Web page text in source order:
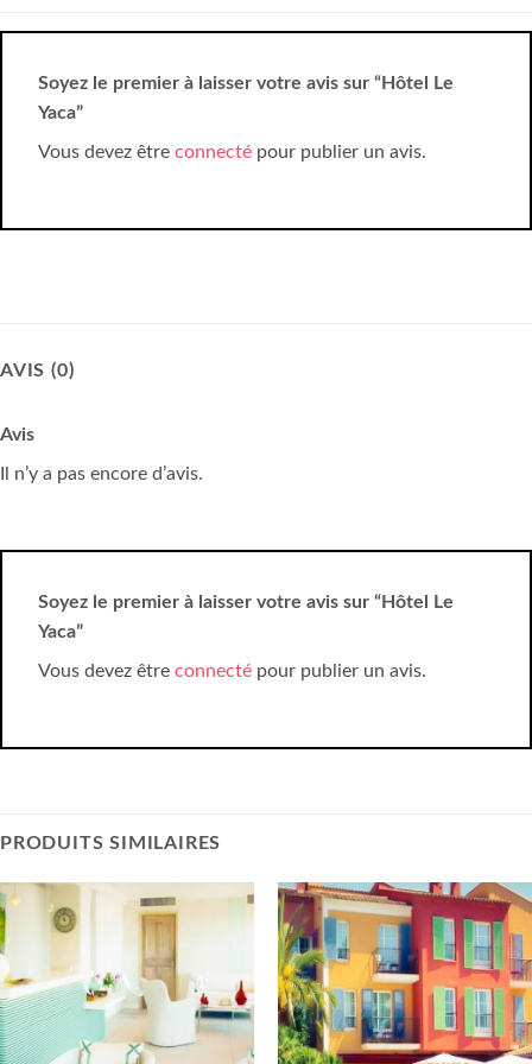
Soyez le premier à laisser votre avis sur “Hôtel Le
Yaca”
Vous devez être connecté pour publier un avis.
AVIS (0)
Avis
Il n’y a pas encore d’avis.
Soyez le premier à laisser votre avis sur “Hôtel Le
Yaca”
Vous devez être connecté pour publier un avis.
PRODUITS SIMILAIRES